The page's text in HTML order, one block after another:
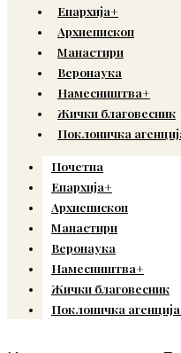
Епархија+
Архиепископ
Манастири
Веронаука
Намесништва+
Жички благовесник
Поклоничка
Почетна
Епархија+
Архиепископ
Манастири
Веронаука
Намесништва+
Жички благовесник
Поклоничка